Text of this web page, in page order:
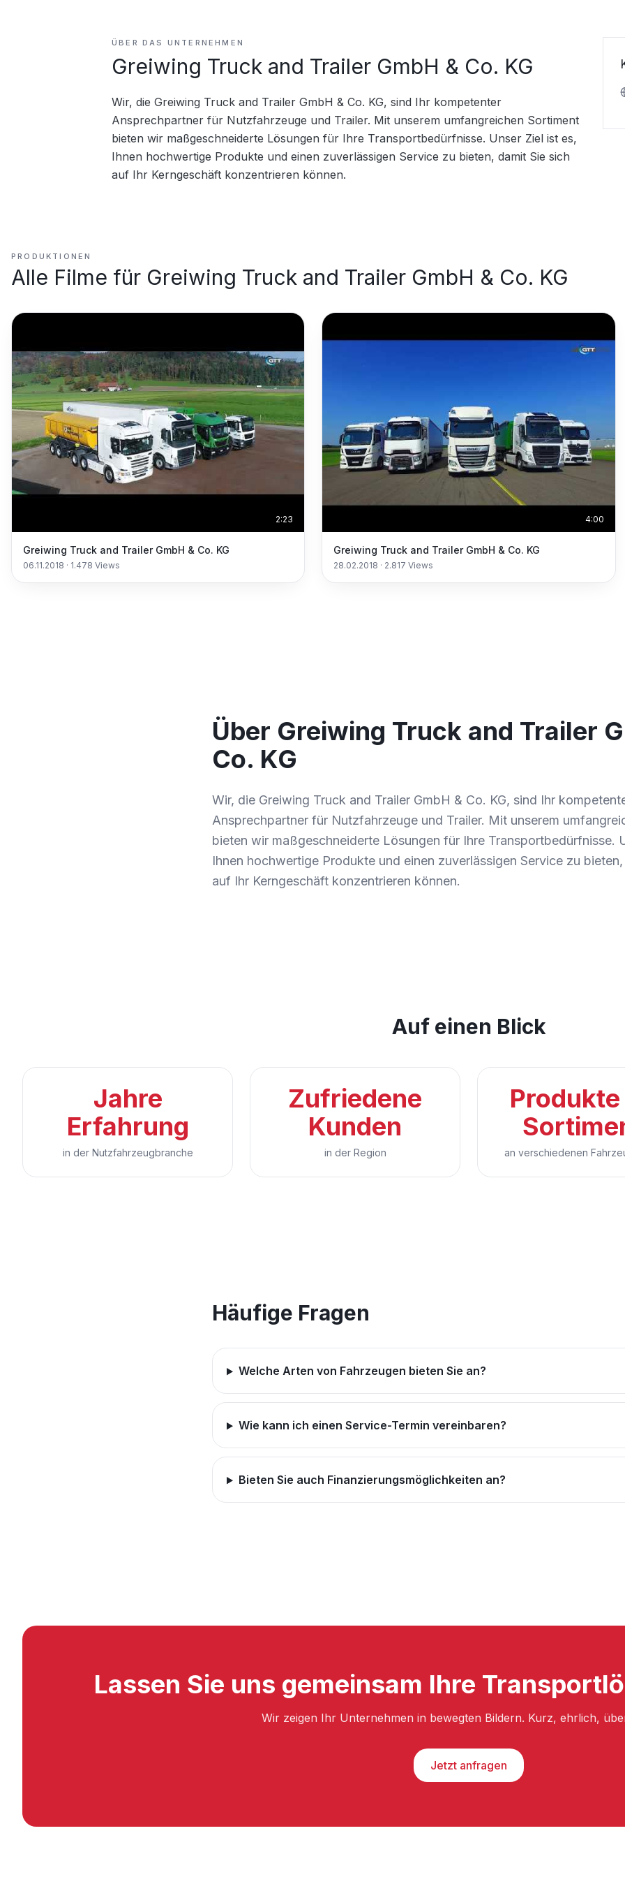
ÜBER DAS UNTERNEHMEN
Greiwing Truck and Trailer GmbH & Co. KG
Wir, die Greiwing Truck and Trailer GmbH & Co. KG, sind Ihr kompetenter
Ansprechpartner für Nutzfahrzeuge und Trailer. Mit unserem umfangreichen Sortiment
bieten wir maßgeschneiderte Lösungen für Ihre Transportbedürfnisse. Unser Ziel ist es,
Ihnen hochwertige Produkte und einen zuverlässigen Service zu bieten, damit Sie sich
auf Ihr Kerngeschäft konzentrieren können.
PRODUKTIONEN
Alle Filme für Greiwing Truck and Trailer GmbH & Co. KG
2:23
Greiwing Truck and Trailer GmbH & Co. KG
06.11.2018 · 1.478 Views
4:00
Greiwing Truck and Trailer GmbH & Co. KG
28.02.2018 · 2.817 Views
Über Greiwing Truck and Trailer
Co. KG
Wir, die Greiwing Truck and Trailer GmbH & Co. KG, sind Ihr
Ansprechpartner für Nutzfahrzeuge und Trailer. Mit unserem
bieten wir maßgeschneiderte Lösungen für Ihre Transportbedürfnisse.
Ihnen hochwertige Produkte und einen zuverlässigen Service zu
auf Ihr Kerngeschäft konzentrieren können.
Auf einen Blick
Jahre
Erfahrung
in der Nutzfahrzeugbranche
Zufriedene
Kunden
in der Region
Produkte
an verschiedenen
Häufige Fragen
Welche Arten von Fahrzeugen bieten Sie an?
Wie kann ich einen Service-Termin vereinbaren?
Bieten Sie auch Finanzierungsmöglichkeiten an?
Lassen Sie uns gemeinsam Ihre
Wir zeigen Ihr Unternehmen in bewegten Bildern. Kurz, ehrlich,
Jetzt anfragen